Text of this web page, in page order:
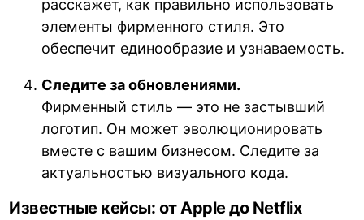
расскажет, как правильно использовать
элементы фирменного стиля. Это
обеспечит единообразие и узнаваемость.
Следите за обновлениями.
Фирменный стиль — это не застывший
логотип. Он может эволюционировать
вместе с вашим бизнесом. Следите за
актуальностью визуального кода.
Известные кейсы: от Apple до Netflix